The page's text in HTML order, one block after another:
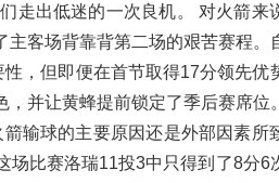
走出低迷的一次良机。 对火箭来
客场背靠背第二场的艰苦赛程。
，但即便在首节取得17分领先优
并让黄蜂提前锁定了季后赛席位
输球的主要原因还是外部因素所
比赛洛瑞11投3中只得到了8分6